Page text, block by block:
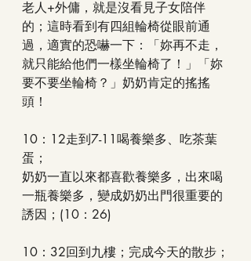
老人+外傭，就是沒看見子女陪伴
的；這時看到有四組輪椅從眼前通
過，適實的恐嚇一下：「妳再不走，
就只能給他們一樣坐輪椅了！」「妳
要不要坐輪椅？」奶奶肯定的搖搖
頭！
10：12走到7-11喝養樂多、吃茶葉
蛋；
奶奶一直以來都喜歡養樂多，出來喝
一瓶養樂多，變成奶奶出門很重要的
誘因；(10：26)
10：32回到九樓；完成今天的散步；